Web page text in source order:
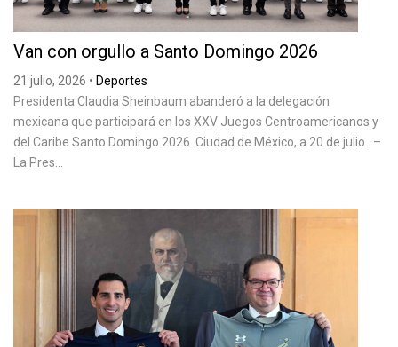
Van con orgullo a Santo Domingo 2026
21 julio, 2026 • Deportes
Presidenta Claudia Sheinbaum abanderó a la delegación
mexicana que participará en los XXV Juegos Centroamericanos y
del Caribe Santo Domingo 2026. Ciudad de México, a 20 de julio . –
La Pres...